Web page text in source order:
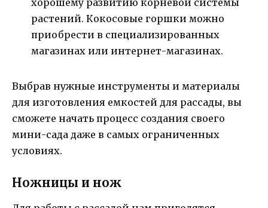
растений. Кокосовые горшки можно
приобрести в специализированных
магазинах или интернет-магазинах.
Выбрав нужные инструменты и материалы
для изготовления емкостей для рассады, вы
сможете начать процесс создания своего
мини-сада даже в самых ограниченных
условиях.
Ножницы и нож